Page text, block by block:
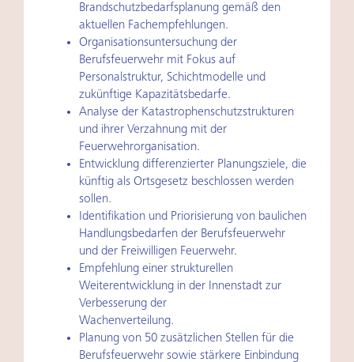
Brandschutzbedarfsplanung gemäß den
aktuellen Fachempfehlungen.
Organisationsuntersuchung der
Berufsfeuerwehr mit Fokus auf
Personalstruktur, Schichtmodelle und
zukünftige Kapazitätsbedarfe.
Analyse der Katastrophenschutzstrukturen
und ihrer Verzahnung mit der
Feuerwehrorganisation.
Entwicklung differenzierter Planungsziele, die
künftig als Ortsgesetz beschlossen werden
sollen.
Identifikation und Priorisierung von baulichen
Handlungsbedarfen der Berufsfeuerwehr
und der Freiwilligen Feuerwehr.
Empfehlung einer strukturellen
Weiterentwicklung in der Innenstadt zur
Verbesserung der
Wachenverteilung.
Planung von 50 zusätzlichen Stellen für die
Berufsfeuerwehr sowie stärkere Einbindung